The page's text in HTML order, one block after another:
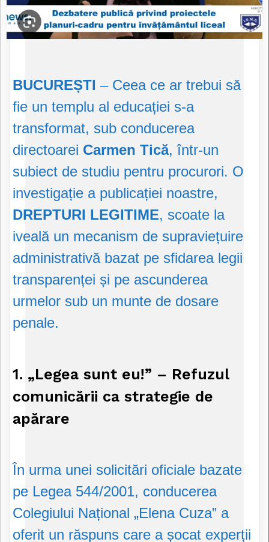
BUCUREȘTI – Ceea ce ar trebui să
fie un templu al educației s-a
transformat, sub conducerea
directoarei Carmen Tică, într-un
subiect de studiu pentru procurori. O
investigație a publicației noastre,
DREPTURI LEGITIME, scoate la
iveală un mecanism de supraviețuire
administrativă bazat pe sfidarea legii
transparenței și pe ascunderea
urmelor sub un munte de dosare
penale.
1. „Legea sunt eu!” – Refuzul
comunicării ca strategie de
apărare
În urma unei solicitări oficiale bazate
pe Legea 544/2001, conducerea
Colegiului Național „Elena Cuza” a
oferit un răspuns care a șocat experții